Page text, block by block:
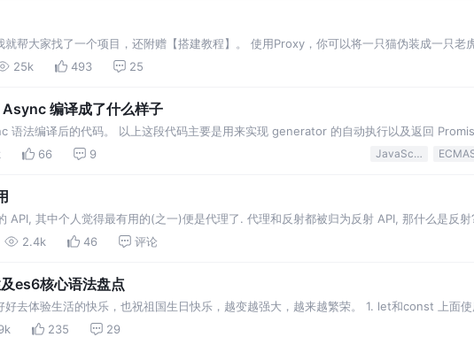
就帮大家找了一个项目，还附赠【搭建教程】。 使用Proxy，你可以将一只猫伪装成一只老
强大的 Javascript 元编程。 尽管它不像其他ES6功能用的普遍，但Proxy有许多用途，包
25k 493 25
编译成了什么样子
语法编译后的代码。 以上这段代码主要是用来实现 generator 的自动执行以及返回
就相当于 var hw = helloWorldGenerator(…
66 9 JavaScript
API, 其中个人觉得最有用的(之一)便是代理了. 代理和反射都被归为反射 API, 那什么是反
Reflect 相关的 API 才叫反射, 而是只要在运行时访问, 检测…
2.4k 46 评论
es6核心语法盘点
好去体验生活的快乐，也祝祖国生日快乐，越变越强大，越来越繁荣。 1. let和const 上面
效，所以每一次循环的i其实都是一个新的变量，JavaScript 引擎内部会记住上一轮循环的值
235 29